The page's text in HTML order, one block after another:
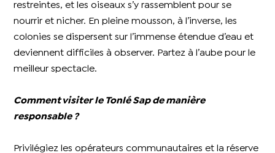
restreintes, et les oiseaux s’y rassemblent pour se
nourrir et nicher. En pleine mousson, à l’inverse, les
colonies se dispersent sur l’immense étendue d’eau et
deviennent difficiles à observer. Partez à l’aube pour le
meilleur spectacle.
Comment visiter le Tonlé Sap de manière
responsable ?
Privilégiez les opérateurs communautaires et la réserve